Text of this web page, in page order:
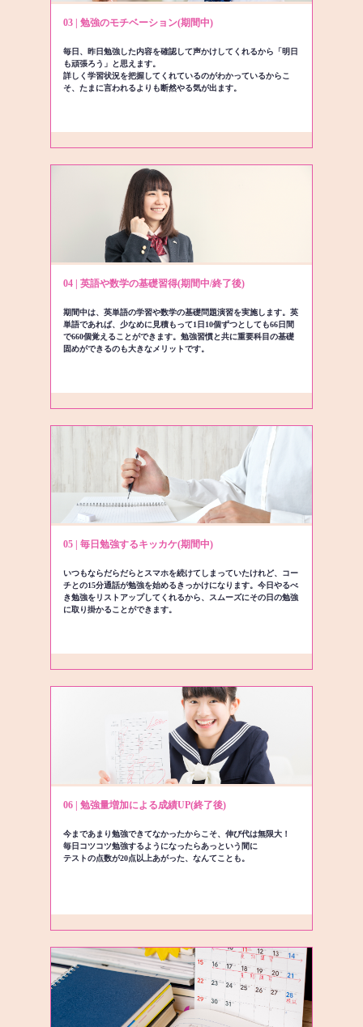
03 | 勉強のモチベーション(期間中)
毎日、昨日勉強した内容を確認して声かけしてくれるから「明日
も頑張ろう」と思えます。
詳しく学習状況を把握してくれているのがわかっているからこ
そ、たまに言われるよりも断然やる気が出ます。
04 | 英語や数学の基礎習得(期間中/終了後)
期間中は、英単語の学習や数学の基礎問題演習を実施します。英
単語であれば、少なめに見積もって1日10個ずつとしても66日間
で660個覚えることができます。勉強習慣と共に重要科目の基礎
固めができるのも大きなメリットです。
05 | 毎日勉強するキッカケ(期間中)
いつもならだらだらとスマホを続けてしまっていたけれど、コー
チとの15分通話が勉強を始めるきっかけになります。今日やるべ
き勉強をリストアップしてくれるから、スムーズにその日の勉強
に取り掛かることができます。
06 | 勉強量増加による成績UP(終了後)
今まであまり勉強できてなかったからこそ、伸び代は無限大！
毎日コツコツ勉強するようになったらあっという間に
テストの点数が20点以上あがった、なんてことも。